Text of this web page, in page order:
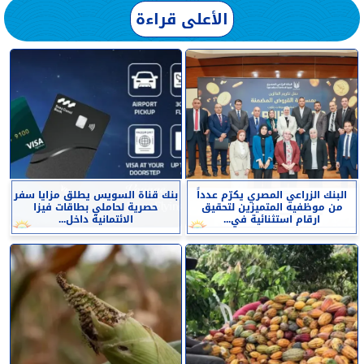
الأعلى قراءة
البنك الزراعي المصري يكرّم عدداً
من موظفيه المتميزين لتحقيق
ارقام استثنائية في...
بنك قناة السويس يطلق مزايا سفر
حصرية لحاملي بطاقات فيزا
الائتمانية داخل...